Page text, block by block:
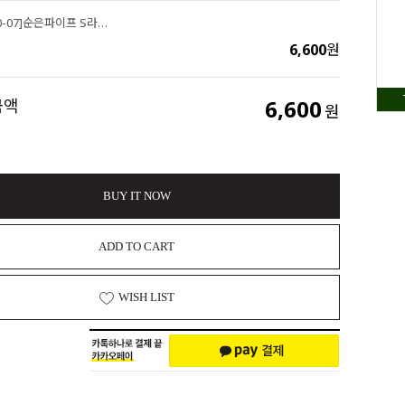
싼비즈 [8-580-07]순은파이프 S라인바 1.5x25mm내경0.8mm 실버925 OR ,1개
6,600원
6,600원
BUY IT NOW
ADD TO CART
WISH LIST